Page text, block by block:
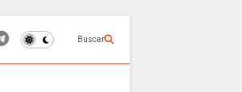
Buscar